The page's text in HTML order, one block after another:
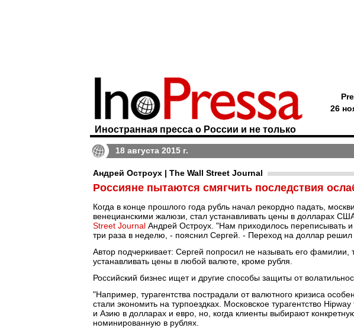
Иностранная пресса о России и не только
26
18 августа 2015 г.
Андрей Остроух | The Wall Street Journal
Россияне пытаются смягчить последствия
Когда в конце прошлого года рубль начал рекордно падать,
венецианскими жалюзи, стал устанавливать цены в долларах
Street Journal Андрей Остроух. "Нам приходилось переписывать
три раза в неделю, - пояснил Сергей. - Переход на доллар решил
Автор подчеркивает: Сергей попросил не называть его фамилии,
устанавливать цены в любой валюте, кроме рубля.
Российский бизнес ищет и другие способы защиты от
"Например, турагентства пострадали от валютного кризиса
стали экономить на турпоездках. Московское турагентство
и Азию в долларах и евро, но, когда клиенты выбирают
номинированную в рублях.